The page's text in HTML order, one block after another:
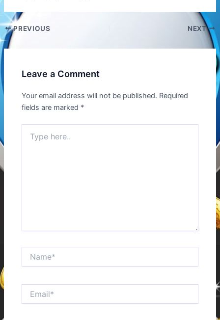
PREVIOUS NEXT
Leave a Comment
Your email address will not be published. Required
fields are marked *
here..